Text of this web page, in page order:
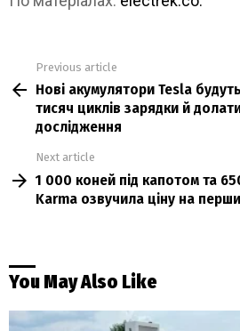
more
Previous article
Нові акумулятори Tesla
тисяч циклів зарядки й
дослідження
Next article
1 000 коней під капотом та
Karma озвучила ціну на
You May Also Like